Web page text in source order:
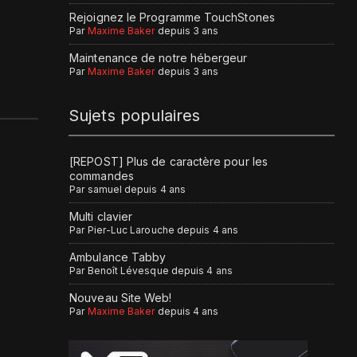
Rejoignez le Programme TouchStones
Par Maxime Baker depuis 3 ans
Maintenance de notre hébergeur
Par Maxime Baker depuis 3 ans
Sujets populaires
[REPOST] Plus de caractère pour les
commandes
Par samuel depuis 4 ans
Multi clavier
Par Pier-Luc Larouche depuis 4 ans
Ambulance Tabby
Par Benoît Lévesque depuis 4 ans
Nouveau Site Web!
Par Maxime Baker depuis 4 ans